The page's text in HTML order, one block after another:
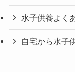
水子供養よく
自宅から水子